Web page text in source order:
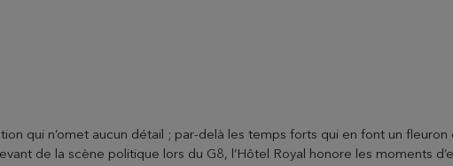
qui n’omet aucun détail ; par-delà les temps forts qui en font un
de la scène politique lors du G8, l’Hôtel Royal honore les moments